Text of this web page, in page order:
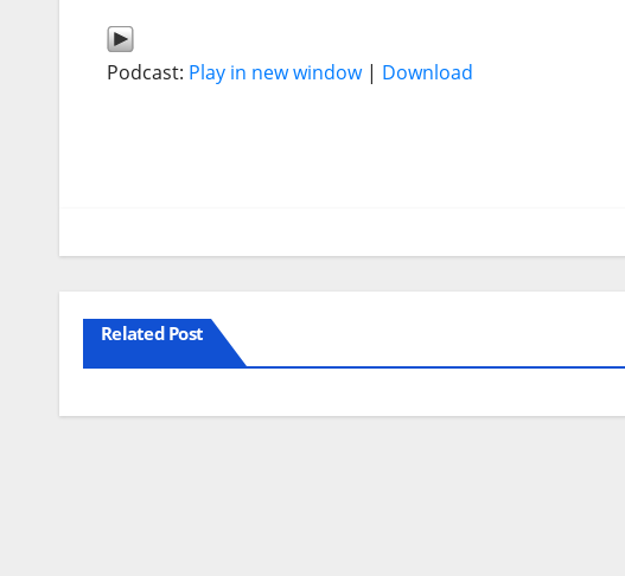
Podcast: Play in new window| Download
Related Post